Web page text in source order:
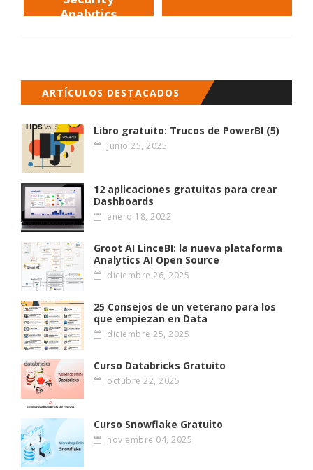
Analytics
ARTÍCULOS DESTACADOS
Libro gratuito: Trucos de PowerBI (5)
junio 25, 2025
12 aplicaciones gratuitas para crear
Dashboards
enero 18, 2022
Groot AI LinceBI: la nueva plataforma
Analytics AI Open Source
diciembre 26, 2025
25 Consejos de un veterano para los
que empiezan en Data
diciembre 25, 2025
Curso Databricks Gratuito
octubre 22, 2025
Curso Snowflake Gratuito
noviembre 04, 2025